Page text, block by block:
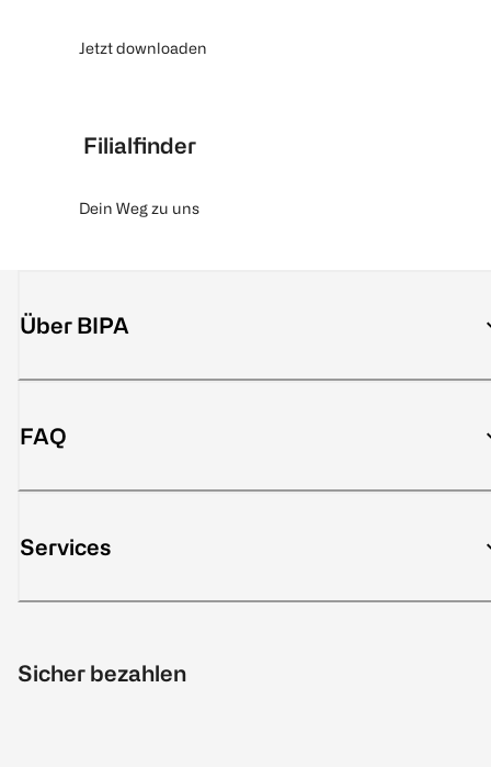
Jetzt downloaden
Filialfinder
Dein Weg zu uns
Über BIPA
FAQ
Services
Sicher bezahlen